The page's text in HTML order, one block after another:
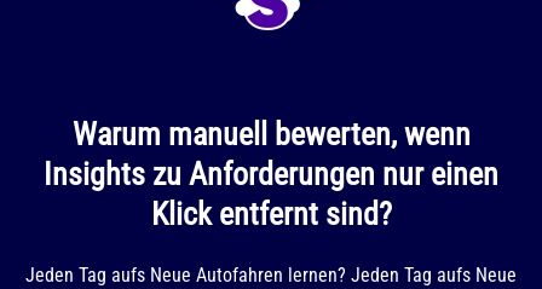
Warum manuell bewerten, wenn
Insights zu Anforderungen nur einen
Klick entfernt sind?
Jeden Tag aufs Neue Autofahren lernen? Jeden Tag aufs Neue